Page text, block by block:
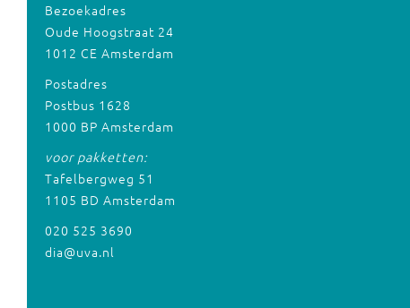
Bezoekadres
Oude Hoogstraat 24
1012 CE Amsterdam
Postadres
Postbus 1628
1000 BP Amsterdam
voor pakketten:
Tafelbergweg 51
1105 BD Amsterdam
020 525 3690
dia@uva.nl